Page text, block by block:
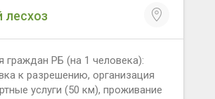
лесхоз
граждан РБ (на 1 человека):
к разрешению, организация
услуги (50 км), проживание